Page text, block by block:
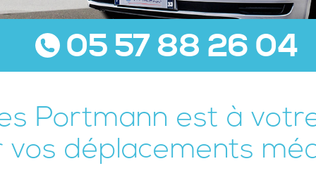
05 57 88 26 04
Portmann est à
vos déplacements